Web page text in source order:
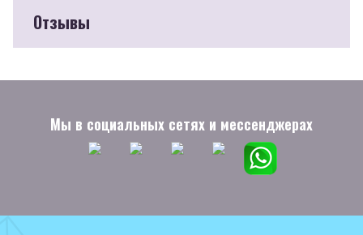
Отзывы
Мы в социальных сетях и мессенджерах